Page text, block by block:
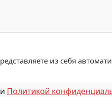
из себя
и Политикой